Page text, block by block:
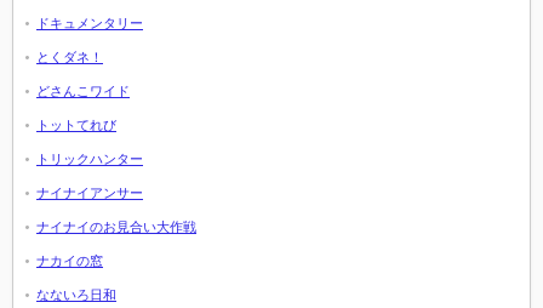
ドキュメンタリー
とくダネ！
どさんこワイド
トットてれび
トリックハンター
ナイナイアンサー
ナイナイのお見合い大作戦
ナカイの窓
なないろ日和